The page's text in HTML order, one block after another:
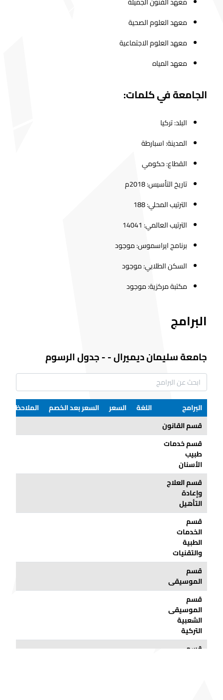
معهد العلوم الصحية
معهد العلوم الاجتماعية
معهد المياه
الجامعة في كلمات:
البلد: تركيا
المدينة: اسبارطة
القطاع: حكومي
تاريخ التأسيس: 2018م
الترتيب المحلي: 188
الترتيب العالمي: 14041
برنامج ايراسموس: موجود
السكن الطلابي: موجود
مكتبة مركزية: موجود
البرامج
جامعة سليمان ديميرال-
-جدول الرسوم
البرامج اللغة السعر السعر بعد الخصم
الملاحظات
قسم القانون
قسم خدمات
طبيب
الأسنان
قسم العلاج
وإعادة
التأهيل
قسم
الخدمات
الطبية
والتقنيات
قسم
الموسيقى
قسم
الموسيقى
الشعبية
التركية
قسم